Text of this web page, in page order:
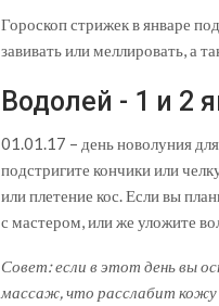
Гороскоп стрижек в январе
завивать или меллировать, а
Водолей - 1 и 2
01.01.17 – день новолуния
подстригите кончики или
или плетение кос. Если вы
с мастером, или же уложите
Совет: если в этот день вы
массаж, что расслабит кожу